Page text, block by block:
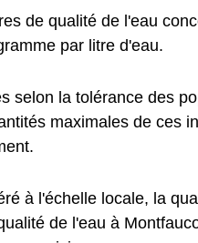
de qualité de l'eau
par litre d'eau.
selon la tolérance des
maximales de ces
à l'échelle locale, la
de l'eau à